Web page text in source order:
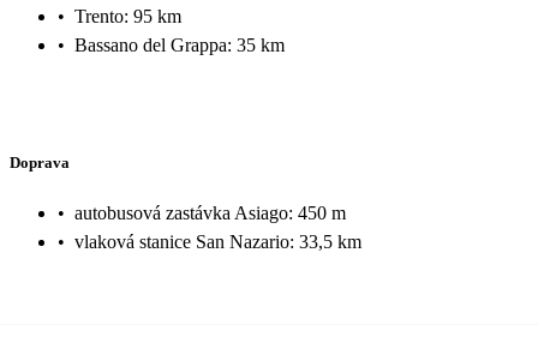
• Trento: 95 km
• Bassano del Grappa: 35 km
Doprava
• autobusová zastávka Asiago: 450 m
• vlaková stanice San Nazario: 33,5 km